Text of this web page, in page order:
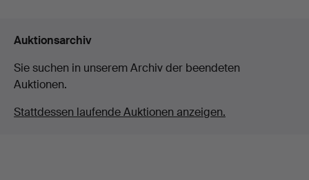
Auktionsarchiv
Sie suchen in unserem Archiv der beendeten
Auktionen.
Stattdessen laufende Auktionen anzeigen.